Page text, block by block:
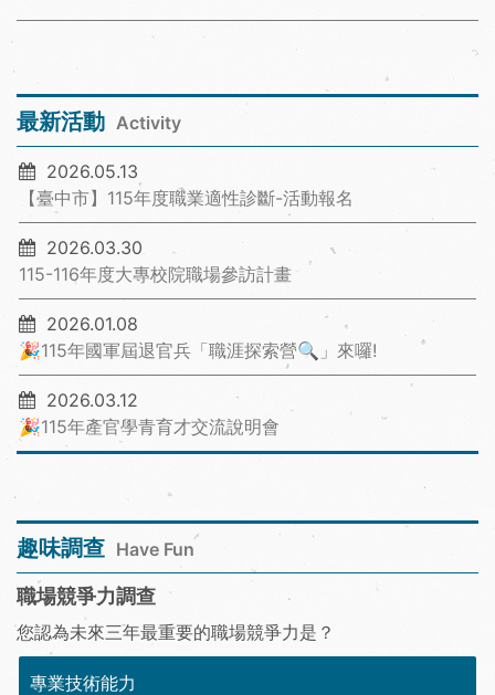
最新活動 Activity
2026.05.13
【臺中市】115年度職業適性診斷-活動報名
2026.03.30
115-116年度大專校院職場參訪計畫
2026.01.08
🎉115年國軍屆退官兵「職涯探索營🔍」來囉!
2026.03.12
🎉115年產官學青育才交流說明會
趣味調查 Have Fun
職場競爭力調查
您認為未來三年最重要的職場競爭力是？
專業技術能力